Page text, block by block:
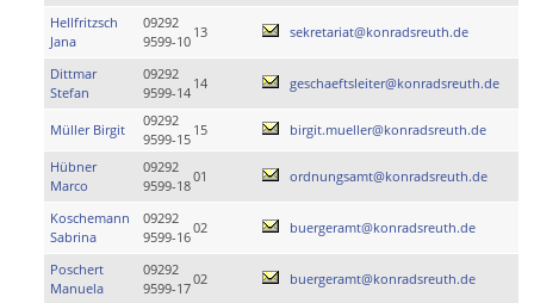
Hellfritzsch
Jana
09292
9599-10
13 sekretariat@konradsreuth.de
Dittmar
Stefan
09292
9599-14
14 geschaeftsleiter@konradsreuth.de
Müller Birgit
09292
9599-15
15 birgit.mueller@konradsreuth.de
Hübner
Marco
09292
9599-18
01 ordnungsamt@konradsreuth.de
Koschemann
Sabrina
09292
9599-16
02 buergeramt@konradsreuth.de
Poschert
Manuela
09292
9599-17
02 buergeramt@konradsreuth.de